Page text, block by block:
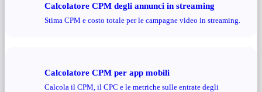
Calcolatore CPM degli annunci in streaming
Stima CPM e costo totale per le campagne video in streaming.
Calcolatore CPM per app mobili
Calcola il CPM, il CPC e le metriche sulle entrate degli